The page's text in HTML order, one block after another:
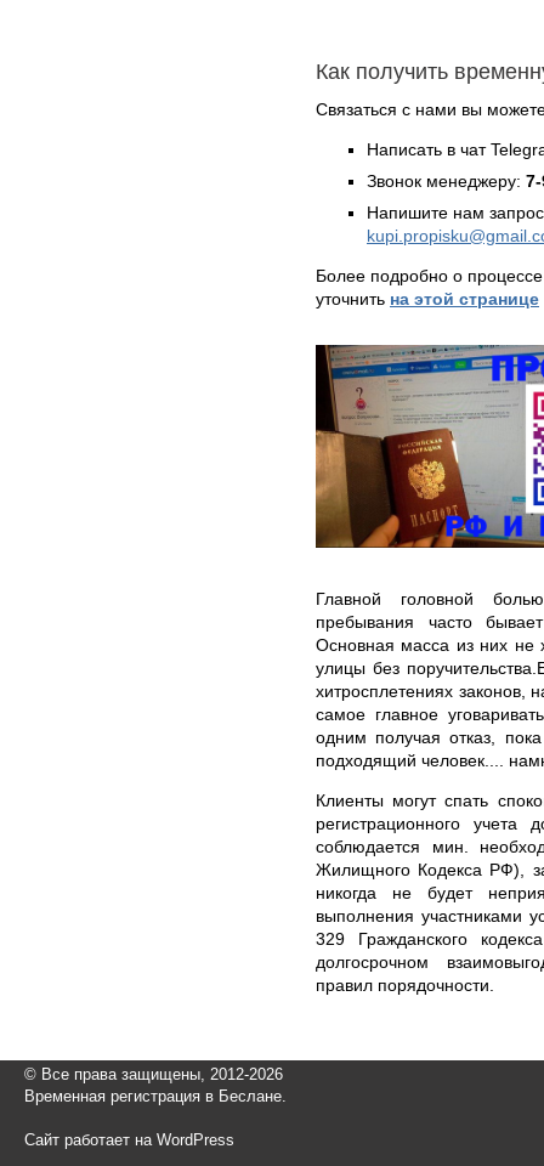
Как получить
Связаться с нами вы
Написать в чат
Звонок менеджеру:
Напишите нам
Более подробно о
уточнить на этой странице
Главной головной
пребывания часто
Основная масса из них не
улицы без
хитросплетениях законов,
самое главное
одним получая отказ,
подходящий человек....
Клиенты могут спать
регистрационного учета
соблюдается мин.
Жилищного Кодекса РФ),
никогда не будет
выполнения участниками
329 Гражданского
долгосрочном
правил порядочности.
© Все права защищены, 2012-2026
Временная регистрация в Беслане.
Сайт работает на WordPress